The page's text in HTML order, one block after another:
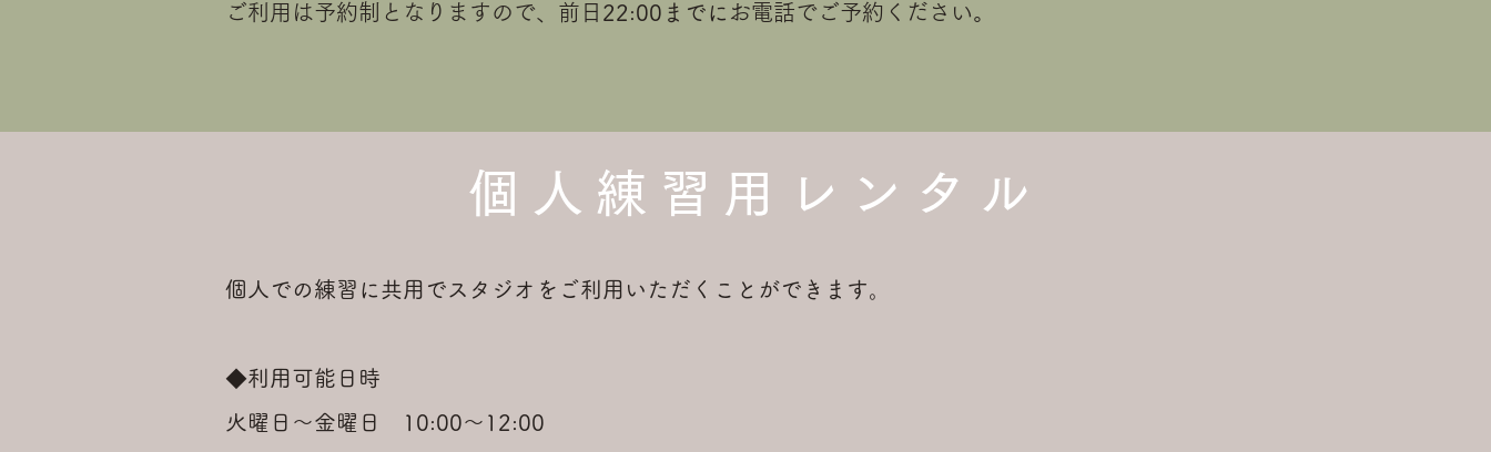
ご利用は予約制となりますので、前日 22:00までに お電話でご予約ください。
個人練習用レンタル
個人での練習に共用でスタジオをご利用いただくことができます。
◆利用可能日時
火曜日～金曜日 10:00～12:00